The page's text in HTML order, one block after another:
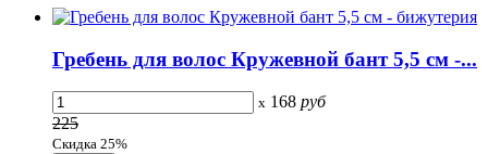
Гребень для волос Кружевной бант 5,5 см -...
x 168 руб
225
Скидка 25%